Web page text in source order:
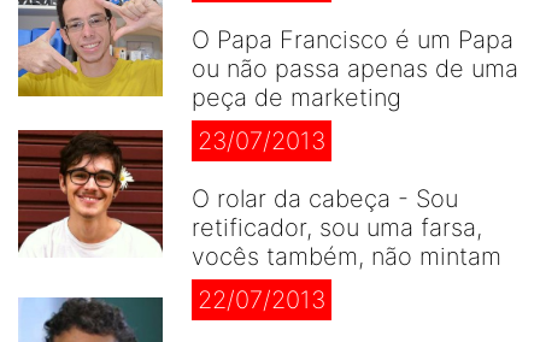
O Papa Francisco é um Papa
ou não passa apenas de uma
peça de marketing
23/07/2013
O rolar da cabeça - Sou
retificador, sou uma farsa,
vocês também, não mintam
22/07/2013